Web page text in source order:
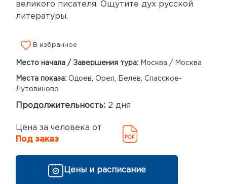
великого писателя. Ощутите дух русской
литературы.
В избранное
Место начала / Завершения тура: Москва / Москва
Места показа: Одоев, Орел, Белев, Спасское-
Лутовиново
Продолжительность: 2 дня
Цена за человека от
Под заказ
Цены и расписание